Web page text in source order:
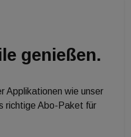
genießen.
Applikationen wie unser
richtige Abo-Paket für